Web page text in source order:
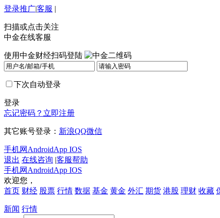
登录推广|客服 |
扫描或点击关注
中金在线客服
使用中金财经扫码登陆
下次自动登录
登录
忘记密码？ 立即注册
其它账号登录： 新浪QQ微信
手机网 AndroidApp IOS
退出 在线咨询 |客服帮助
手机网 AndroidApp IOS
欢迎您，
首页 财经 股票 行情 数据 基金 黄金 外汇 期货 港股 理财 收藏
新闻 行情